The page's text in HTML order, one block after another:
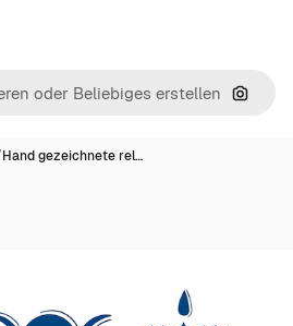
Nach
Hand gezeichnete rel…